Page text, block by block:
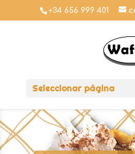
+34 656 999 401
Seleccionar página